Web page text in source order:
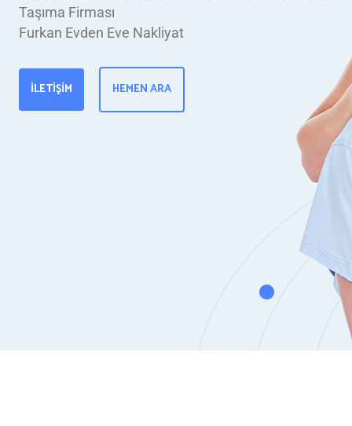
Taşıma Firması
Furkan Evden Eve Nakliyat
İLETIŞIM HEMEN ARA